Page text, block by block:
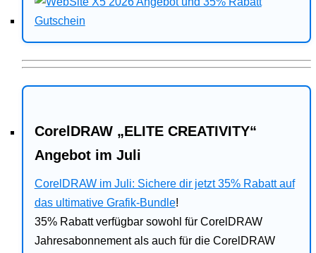
CorelDRAW „ELITE CREATIVITY“
Angebot im Juli
CorelDRAW im Juli: Sichere dir jetzt 35% Rabatt auf
das ultimative Grafik-Bundle!
35% Rabatt verfügbar sowohl für CorelDRAW
Jahresabonnement als auch für die CorelDRAW